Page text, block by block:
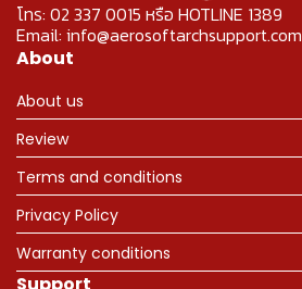
โทร: 02 337 0015 หรือ HOTLINE 1389
Email: info@aerosoftarchsupport.com
About
About us
Review
Terms and conditions
Privacy Policy
Warranty conditions